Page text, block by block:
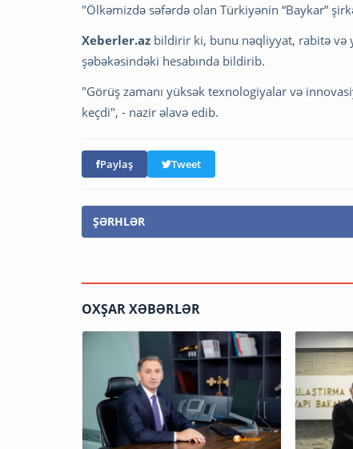
"Ölkəmizdə səfərdə olan​ Türkiyənin “Baykar”
Xeberler.az bildirir ki, bunu nəqliyyat, rabitə və
şəbəkəsindəki hesabında bildirib.
"Görüş zamanı​ yüksək texnologiyalar və
keçdi", - nazir əlavə edib.
Paylaş Tweet
ŞƏRHLƏR
OXŞAR XƏBƏRLƏR